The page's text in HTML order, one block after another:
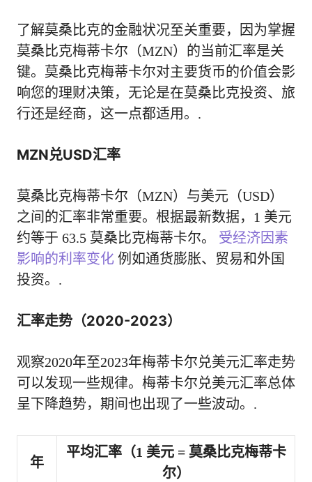
了解莫桑比克的金融状况至关重要，因为掌握
莫桑比克梅蒂卡尔（MZN）的当前汇率是关
键。莫桑比克梅蒂卡尔对主要货币的价值会影
响您的理财决策，无论是在莫桑比克投资、旅
行还是经商，这一点都适用。.
MZN兑USD汇率
莫桑比克梅蒂卡尔（MZN）与美元（USD）
之间的汇率非常重要。根据最新数据，1 美元
约等于 63.5 莫桑比克梅蒂卡尔。 受经济因素
影响的利率变化 例如通货膨胀、贸易和外国
投资。.
汇率走势（2020-2023）
观察2020年至2023年梅蒂卡尔兑美元汇率走势
可以发现一些规律。梅蒂卡尔兑美元汇率总体
呈下降趋势，期间也出现了一些波动。.
年
平均汇率（1 美元 = 莫桑比克梅蒂卡
尔）